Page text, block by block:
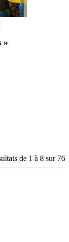
»
de 1 à 8 sur 76